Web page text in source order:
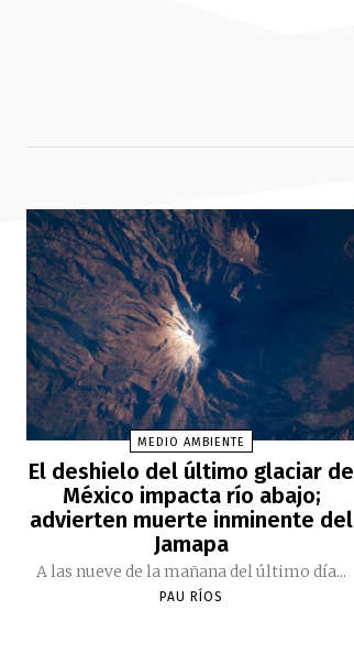
MEDIO AMBIENTE
El deshielo del último glaciar de
México impacta río abajo;
advierten muerte inminente del
Jamapa
A las nueve de la mañana del último día...
PAU RÍOS